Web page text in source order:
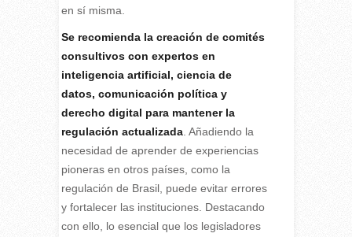
en sí misma.
Se recomienda la creación de comités
consultivos con expertos en
inteligencia artificial, ciencia de
datos, comunicación política y
derecho digital para mantener la
regulación actualizada. Añadiendo la
necesidad de aprender de experiencias
pioneras en otros países, como la
regulación de Brasil, puede evitar errores
y fortalecer las instituciones. Destacando
con ello, lo esencial que los legisladores